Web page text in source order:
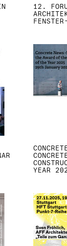
12.
YEAR